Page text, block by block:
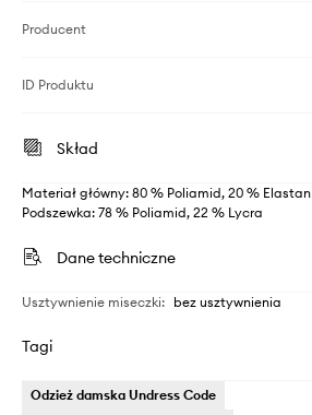
Producent
ID Produktu
Skład
Materiał główny: 80 % Poliamid, 20 % Elastan
Podszewka: 78 % Poliamid, 22 % Lycra
Dane techniczne
Usztywnienie miseczki: bez usztywnienia
Tagi
Odzież damska Undress Code